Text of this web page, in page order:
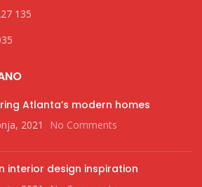
135
Atlanta’s modern homes
2021 No Comments
interior design inspiration